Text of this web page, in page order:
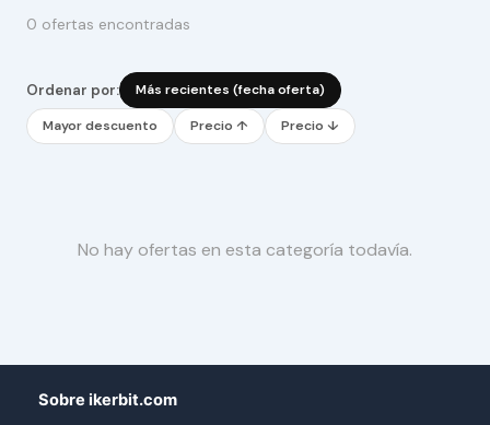
0 ofertas encontradas
Ordenar por: Más recientes (fecha oferta)
Mayor descuento Precio ↑ Precio ↓
No hay ofertas en esta categoría todavía.
Sobre ikerbit.com